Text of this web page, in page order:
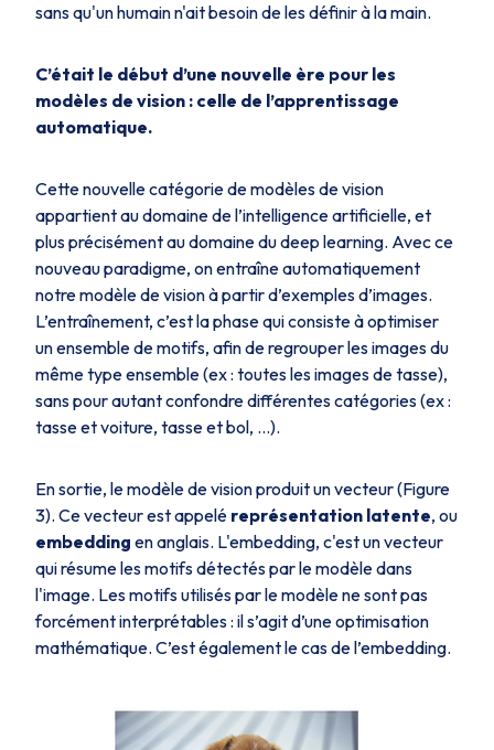
sans qu'un humain n'ait besoin de les définir à la main.
C’était le début d’une nouvelle ère pour les
modèles de vision : celle de l’apprentissage
automatique.
Cette nouvelle catégorie de modèles de vision
appartient au domaine de l’intelligence artificielle, et
plus précisément au domaine du deep learning. Avec ce
nouveau paradigme, on entraîne automatiquement
notre modèle de vision à partir d’exemples d’images.
L’entraînement, c’est la phase qui consiste à optimiser
un ensemble de motifs, afin de regrouper les images du
même type ensemble (ex : toutes les images de tasse),
sans pour autant confondre différentes catégories (ex :
tasse et voiture, tasse et bol, …).
En sortie, le modèle de vision produit un vecteur (Figure
3). Ce vecteur est appelé représentation latente, ou
embedding en anglais. L'embedding, c'est un vecteur
qui résume les motifs détectés par le modèle dans
l'image. Les motifs utilisés par le modèle ne sont pas
forcément interprétables : il s’agit d’une optimisation
mathématique. C’est également le cas de l’embedding.